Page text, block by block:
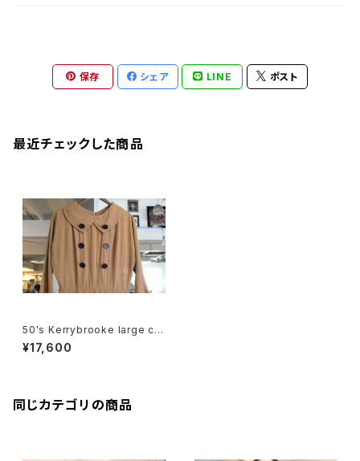
保存 シェア LINE ポスト
最近チェックした商品
50's Kerrybrooke large col
lar blouse Dress
¥17,600
同じカテゴリの商品